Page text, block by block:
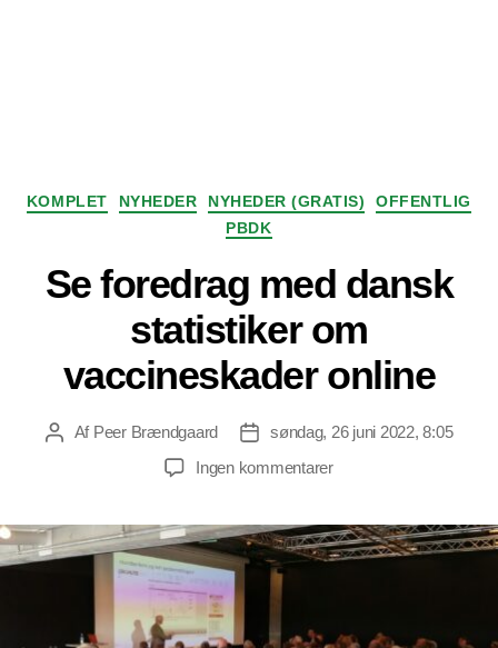
Kategorier
KOMPLET NYHEDER NYHEDER (GRATIS)
OFFENTLIG
PBDK
Se foredrag med dansk
statistiker om
vaccineskader online
Indlægsforfatter
Af Peer Brændgaard Indlægsdato
søndag, 26 juni 2022, 8:05
Ingen kommentarertil
med
dansk
vaccineskader